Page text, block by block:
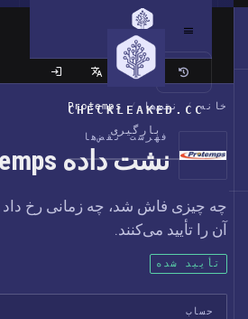
CHECKLEAKED.CC
بارگیری
سایت کلاسیک
خانه / نقض‌ها /
Protemps
فهرست نقض‌ها
نشت داده Protemps
چه چیزی فاش شد، چه زمانی رخ داد و
آن را تأیید می‌کنند.
تأیید شده
حساب